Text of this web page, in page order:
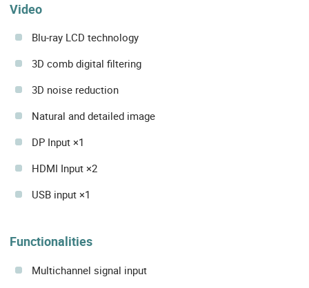
Video
Blu-ray LCD technology
3D comb digital filtering
3D noise reduction
Natural and detailed image
DP Input ×1
HDMI Input ×2
USB input ×1
Functionalities
Multichannel signal input